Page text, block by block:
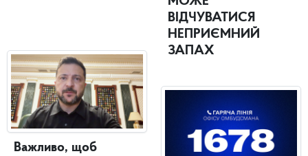
Важливо, щоб
ВІДЧУВАТИСЯ
НЕПРИЄМНИЙ
ЗАПАХ